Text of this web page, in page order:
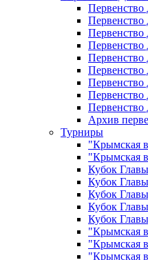
Архив
Турниры
"Крымская
"Крымская
Кубок
Кубок
Кубок
Кубок
Кубок
"Крымская
"Крымская
"Крымская